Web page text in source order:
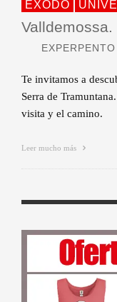
EXODO
EXPERPENTO
Te invitamos a
Serra de
visita y el camino.
Leer mucho más